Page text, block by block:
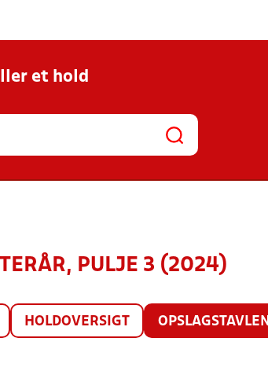
et hold
PULJE 3 (2024)
HOLDOVERSIGT OPSLAGSTAVLEN